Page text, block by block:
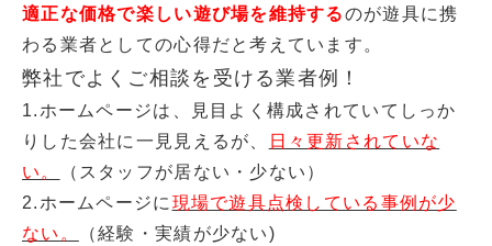
適正な価格で楽しい遊び場を維持するのが遊具に携
わる業者としての心得だと考えています。
弊社でよくご相談を受ける業者例！
1.ホームページは、見目よく構成されていてしっか
りした会社に一見見えるが、
日々更新されていな
い。
（スタッフが居ない・少ない）
2.ホームページに 現場で遊具点検している事例が少
ない。
（経験・実績が少ない)